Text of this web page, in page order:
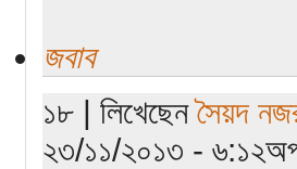
জবাব
১৮ | লিখেছেনসৈয়দ
২৩/১১/২০১৩ -